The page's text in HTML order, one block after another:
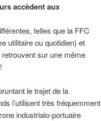
accèdent aux
telles que la FFC
utilitaire ou quotidien) et
sur une même
le trajet de la
l’utilisent très fréquemment
industrialo-portuaire